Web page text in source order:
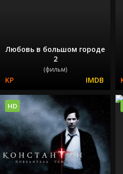
Любовь в большом городе
2
(фильм)
HD